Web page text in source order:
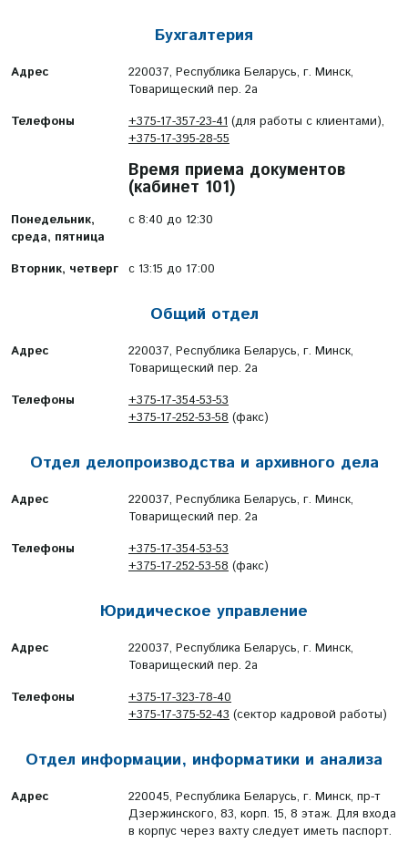
Бухгалтерия
Адрес
220037, Республика Беларусь, г. Минск,
Товарищеский пер. 2а
Телефоны
+375-17-357-23-41 (для работы с клиентами),
+375-17-395-28-55
Время приема документов
(кабинет 101)
Понедельник,
среда, пятница
с 8:40 до 12:30
Вторник, четверг с 13:15 до 17:00
Общий отдел
Адрес
220037, Республика Беларусь, г. Минск,
Товарищеский пер. 2а
Телефоны
+375-17-354-53-53
+375-17-252-53-58 (факс)
Отдел делопроизводства и архивного дела
Адрес
220037, Республика Беларусь, г. Минск,
Товарищеский пер. 2а
Телефоны
+375-17-354-53-53
+375-17-252-53-58 (факс)
Юридическое управление
Адрес
220037, Республика Беларусь, г. Минск,
Товарищеский пер. 2а
Телефоны
+375-17-323-78-40
+375-17-375-52-43 (сектор кадровой работы)
Отдел информации, информатики и анализа
Адрес
220045, Республика Беларусь, г. Минск, пр-т
Дзержинского, 83, корп. 15, 8 этаж. Для входа
в корпус через вахту следует иметь паспорт.